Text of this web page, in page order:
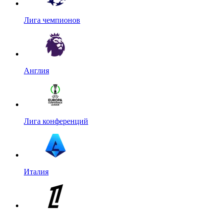
Лига чемпионов
Англия
Лига конференций
Италия